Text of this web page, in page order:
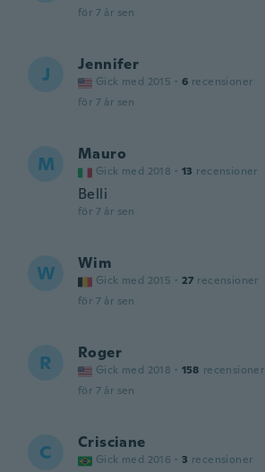
för 7 år sen
J Jennifer
Gick med 2015 · 6 recensioner
för 7 år sen
M Mauro
Gick med 2018 · 13 recensioner
Belli
för 7 år sen
W Wim
Gick med 2015 · 27 recensioner
för 7 år sen
R Roger
Gick med 2018 · 158 recensioner
för 7 år sen
C Crisciane
Gick med 2016 · 3 recensioner